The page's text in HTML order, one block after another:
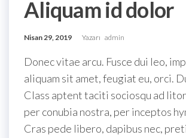
Aliquam id dolor
Nisan 29, 2019 Yazarı admin
Donec vitae arcu. Fusce dui leo,
aliquam sit amet, feugiat eu, orci.
Class aptent taciti sociosqu ad
per conubia nostra, per inceptos
Cras pede libero, dapibus nec,